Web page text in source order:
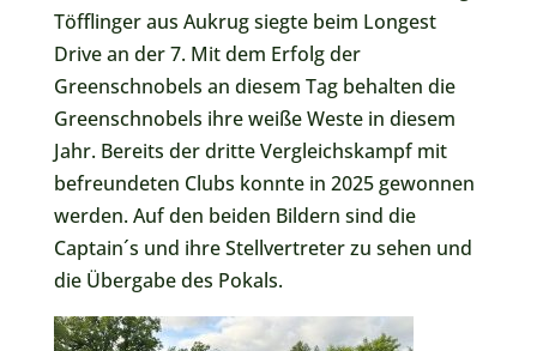
Töfflinger aus Aukrug siegte beim Longest
Drive an der 7. Mit dem Erfolg der
Greenschnobels an diesem Tag behalten die
Greenschnobels ihre weiße Weste in diesem
Jahr. Bereits der dritte Vergleichskampf mit
befreundeten Clubs konnte in 2025 gewonnen
werden. Auf den beiden Bildern sind die
Captain´s und ihre Stellvertreter zu sehen und
die Übergabe des Pokals.